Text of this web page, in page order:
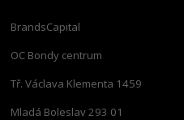
BrandsCapital
OC Bondy centrum
Tř. Václava Klementa 1459
Mladá Boleslav 293 01